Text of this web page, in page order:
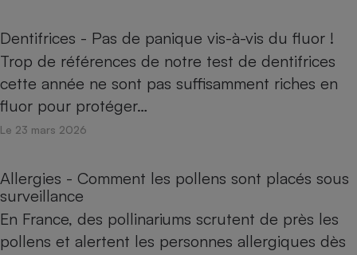
Dentifrices - Pas de panique vis-à-vis du fluor !
Trop de références de notre test de dentifrices
cette année ne sont pas suffisamment riches en
fluor pour protéger…
Le 23 mars 2026
Allergies - Comment les pollens sont placés sous
surveillance
En France, des pollinariums scrutent de près les
pollens et alertent les personnes allergiques dès